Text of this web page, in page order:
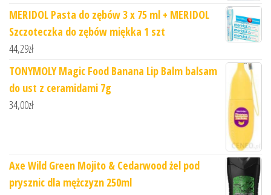
MERIDOL Pasta do zębów 3 x 75 ml + MERIDOL
Szczoteczka do zębów miękka 1 szt
44,29zł
TONYMOLY Magic Food Banana Lip Balm balsam
do ust z ceramidami 7g
34,00zł
Axe Wild Green Mojito & Cedarwood żel pod
prysznic dla mężczyzn 250ml